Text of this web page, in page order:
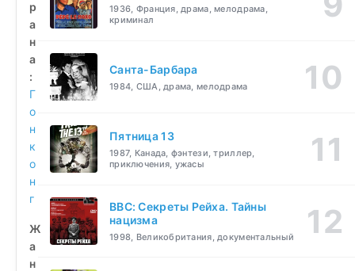
р
а
н
а
:
Г
о
н
к
о
н
г
Ж
а
н
1936, Франция, драма, мелодрама,
криминал
Санта-Барбара
1984, США, драма, мелодрама
Пятница 13
1987, Канада, фэнтези, триллер,
приключения, ужасы
BBC: Секреты Рейха. Тайны
нацизма
1998, Великобритания, документальный